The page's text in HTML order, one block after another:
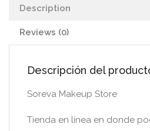
Description
Reviews (0)
Descripción del
Soreva Makeup Store
Tienda en línea en donde